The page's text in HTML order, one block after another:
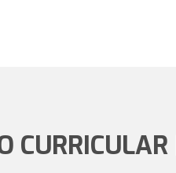
CURRICULAR